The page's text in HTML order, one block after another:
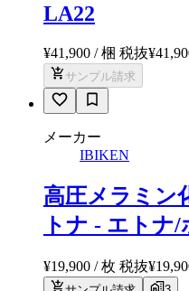
LA22
¥41,900 / 梱 税抜¥
サンプル請求
メーカー
IBIKEN
高圧メラミン
トナ - エトナ/
¥19,900 / 枚 税抜¥